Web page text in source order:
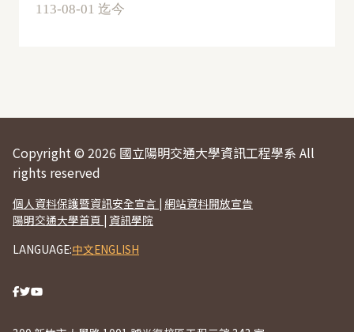
113-08-01 迄今
Copyright © 2026 國立陽明交通大學資訊工程學系 All
rights reserved
個人資料保護暨資訊安全宣言 | 網站資料開放宣告
陽明交通大學首頁 | 資訊學院
LANGUAGE:中文ENGLISH